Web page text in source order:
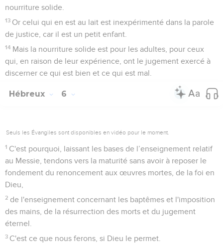
nourriture solide.
13 Or celui qui en est au lait est inexpérimenté dans la parole
de justice, car il est un petit enfant.
14 Mais la nourriture solide est pour les adultes, pour ceux
qui, en raison de leur expérience, ont le jugement exercé à
discerner ce qui est bien et ce qui est mal.
Hébreux 6
Seuls les Évangiles sont disponibles en vidéo pour le moment.
1 C'est pourquoi, laissant les bases de l’enseignement relatif
au Messie, tendons vers la maturité sans avoir à reposer le
fondement du renoncement aux œuvres mortes, de la foi en
Dieu,
2 de l'enseignement concernant les baptêmes et l'imposition
des mains, de la résurrection des morts et du jugement
éternel.
3 C'est ce que nous ferons, si Dieu le permet.